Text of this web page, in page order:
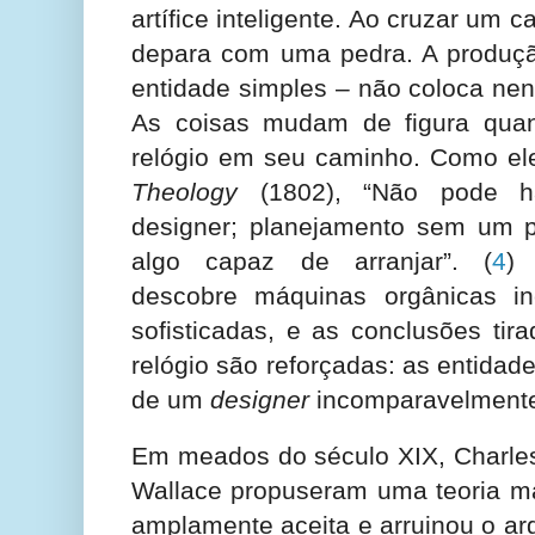
artífice inteligente. Ao cruzar um
depara com uma pedra. A
entidade simples – não coloca
As coisas mudam de figura
relógio em seu caminho. Como
Theology(1802), “Não pode
designer; planejamento sem um
algo capaz de arranjar”. (4)
descobre máquinas orgânicas
sofisticadas, e as conclusões
relógio são reforçadas: as
de um designer
Em meados do século XIX,
Wallace propuseram uma teoria
amplamente aceita e arruinou o